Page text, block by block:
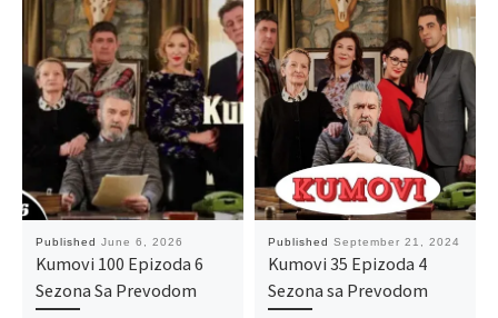
Published June 6, 2026
Kumovi 100 Epizoda 6
Sezona Sa Prevodom
Published September 21, 2024
Kumovi 35 Epizoda 4
Sezona sa Prevodom